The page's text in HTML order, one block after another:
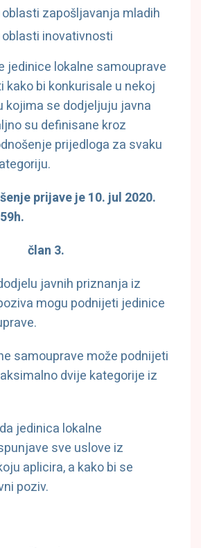
oblasti zapošljavanja mladih
oblasti inovativnosti
jedinice lokalne samouprave
kako bi konkurisale u nekoj
kojima se dodjeljuju javna
su definisane kroz
prijedloga za svaku
prijave je 10. jul 2020.
član 3.
javnih priznanja iz
mogu podnijeti jedinice
samouprave može podnijeti
dvije kategorije iz
jedinica lokalne
sve uslove iz
aplicira, a kako bi se
poziv.